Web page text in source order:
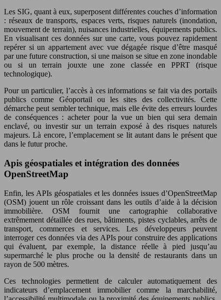
Les SIG, quant à eux, superposent différentes couches d’information
: réseaux de transports, espaces verts, risques naturels (inondation,
mouvement de terrain), nuisances industrielles, équipements publics.
En visualisant ces données sur une carte, vous pouvez rapidement
repérer si un appartement avec vue dégagée risque d’être masqué
par une future construction, si une maison se situe en zone inondable
ou si un terrain jouxte une zone classée en PPRT (risque
technologique).
Pour un particulier, l’accès à ces informations se fait via des portails
publics comme Géoportail ou les sites des collectivités. Cette
démarche peut sembler technique, mais elle évite des erreurs lourdes
de conséquences : acheter pour la vue un bien qui sera demain
enclavé, ou investir sur un terrain exposé à des risques naturels
majeurs. Là encore, l’emplacement se lit autant dans le présent que
dans le futur proche.
Apis géospatiales et intégration des données
OpenStreetMap
Enfin, les APIs géospatiales et les données issues d’OpenStreetMap
(OSM) jouent un rôle croissant dans les outils d’aide à la décision
immobilière. OSM fournit une cartographie collaborative
extrêmement détaillée des rues, bâtiments, pistes cyclables, arrêts de
transport, commerces et services. Les développeurs peuvent
interroger ces données via des APIs pour construire des applications
qui évaluent, par exemple, la distance réelle à pied jusqu’au
supermarché le plus proche ou la densité de restaurants dans un
rayon de 500 mètres.
Ces technologies permettent de calculer automatiquement des
indicateurs d’emplacement immobilier comme la marchabilité,